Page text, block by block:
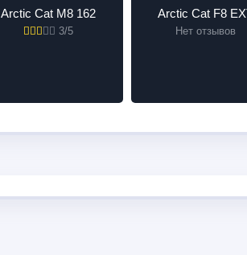
Arctic Cat M8 162
3/5
Arctic Cat F8
Нет отзывов